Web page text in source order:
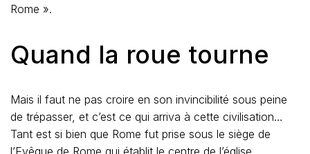
Rome ».
Quand la roue tourne
Mais il faut ne pas croire en son invincibilité sous peine
de trépasser, et c’est ce qui arriva à cette civilisation…
Tant est si bien que Rome fut prise sous le siège de